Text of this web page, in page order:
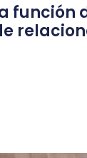
función